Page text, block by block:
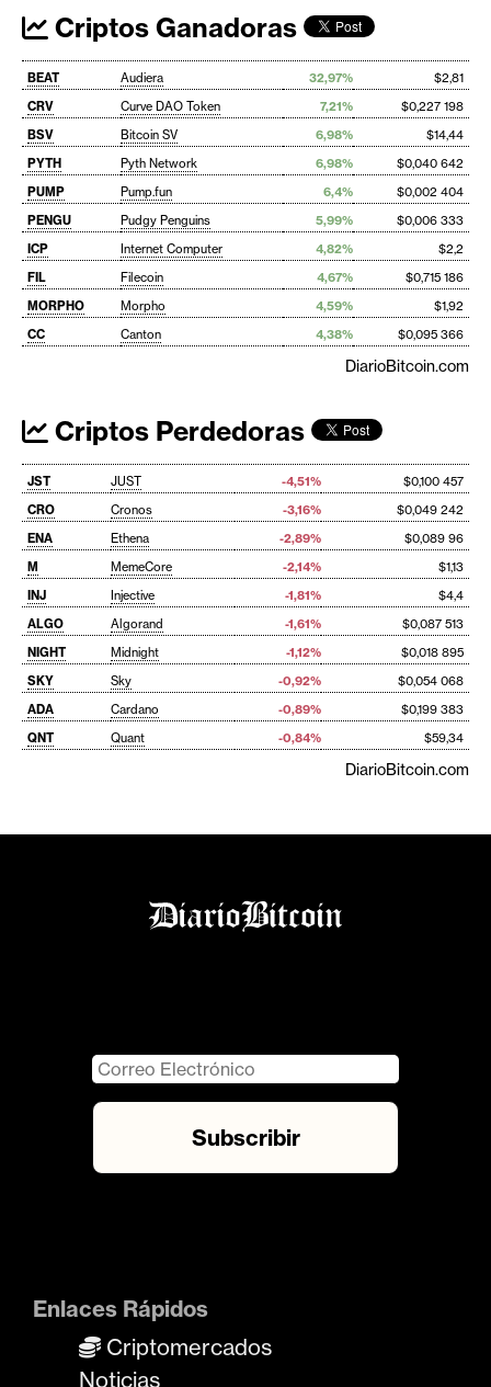
Criptos Ganadoras
BEAT Audiera 32,97%
$2,81
CRV
Curve DAO Token 7,21%
$0,227 198
BSV
Bitcoin SV 6,98%
$14,44
PYTH
Pyth Network 6,98%
$0,040 642
PUMP
Pump.fun 6,4%
$0,002 404
PENGU
Pudgy Penguins 5,99%
$0,006 333
ICP
Internet Computer 4,82%
$2,2
FIL
Filecoin 4,67%
$0,715 186
MORPHO
Morpho 4,59%
$1,92
CC
Canton 4,38% $0,095 366
DiarioBitcoin.com
Criptos Perdedoras
JST JUST -4,51%
$0,100 457
CRO
Cronos -3,16%
$0,049 242
ENA
Ethena -2,89%
$0,089 96
M
MemeCore -2,14%
$1,13
INJ
Injective -1,81%
$4,4
ALGO
Algorand -1,61%
$0,087 513
NIGHT
Midnight -1,12%
$0,018 895
SKY
Sky -0,92%
$0,054 068
ADA
Cardano -0,89%
$0,199 383
QNT
Quant -0,84% $59,34
DiarioBitcoin.com
Enlaces Rápidos
Criptomercados
Noticias